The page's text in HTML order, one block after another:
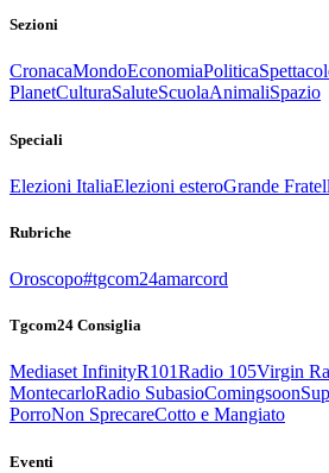
Sezioni
CronacaMondoEconomiaPolitica
PlanetCulturaSaluteScuolaAnimaliSpazio
Speciali
Elezioni ItaliaElezioni esteroGrande
Rubriche
Oroscopo#tgcom24amarcord
Tgcom24 Consiglia
Mediaset InfinityR101Radio 105Virgin
MontecarloRadio SubasioComingsoon
PorroNon SprecareCotto e Mangiato
Eventi